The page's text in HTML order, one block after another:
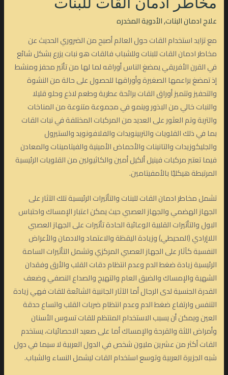
علاج ادمان البنات,الأدوية المخدره
مع تزايد استخدام القات حول العالم أصبح من الضروري الحديث عن
مخاطر ادمان القات للبنات وللشباب فالقات هو نبات يزرع بشكل شائع
في القرن الأفريقي يمضغ الناس أوراقه لما لها من تأثير محفز ومنشط
إذ تمضغ براعمها الصغيرة وأوراقها للحصول على حالة من النشوة
والتحفيز وتتميز أوراق القات برائحة عطرية وطعم لاذع وحلو قليلا
والنبات خالي من البذور وينمو في مجموعة متنوعة من المناخات
والتربة وتم العثور على العديد من المركبات المختلفة في نبات القات
بما في ذلك القلويات والتربينويدات والفلافونويد والستيرول
والجليكوزيدات والتانينات والأحماض الأمينية والفيتامينات والمعادن
فيما تعتبر مركبات فينيل ألكيل أمين والكاثيولين من القلويات الرئيسية
المرتبطة هيكليًا بالأمفيتامين.
تشمل مخاطر ادمان القات للبنات والتأثيرات الرئيسية تلك الآثار على
الجهاز الهضمي والجهاز العصبي حيث يمكن اعتبار الإمساك واحتباس
البول والتأثيرات القلبية الوعائية الحادة تأثيرات على الجهاز العصبي
اللاإرادي (المحيطي) وزيادة اليقظة والاعتماد والادمان والأعراض
النفسية كآثار على الجهاز العصبي المركزي وتشمل التأثيرات السامة
الرئيسية زيادة ضغط الدم وعدم انتظام دقات القلب والأرق وفقدان
الشهية والإمساك والضيق العام والتهيج والصداع النصفي وضعف
القدرة الجنسية لدى الرجال أما الآثار الجانبية الشائعة للقات فهي زيادة
التنفس وارتفاع ضغط الدم وعدم انتظام ضربات القلب واتساع حدقة
العين ويمكن أن يسبب الاستخدام المنتظم للقات تسوس الأسنان
وأمراض اللثة والقرحة والإمساك أما على صعيد الاحصائيات، يستخدم
القات أكثر من عشرين مليون شخص في الدول العربية لا سيما في دول
شبه الجزيرة العربية وتوسع استخدام القات ليشمل النساء والشباب.